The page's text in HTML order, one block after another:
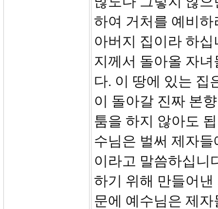
하여 거처를 예비
아버지 집이라 하
지께서 돌아올 자
다. 이 땅에 있는 집
이 돌아갈 진짜 본
툼을 하지 않아도
수님은 벌써 제자
이라고 말씀하십니
하기 위해 만들어
문에 예수님은 제